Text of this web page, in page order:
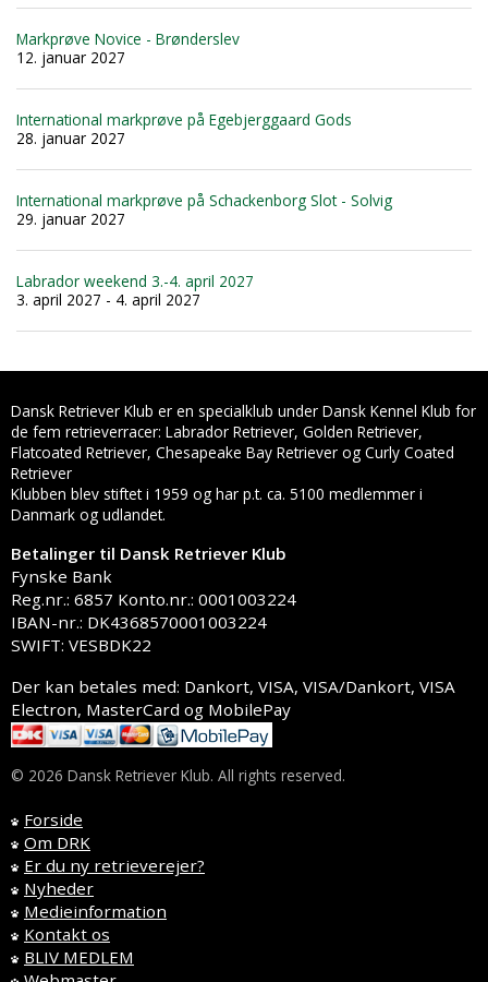
Markprøve Novice - Brønderslev
12. januar 2027
International markprøve på Egebjerggaard Gods
28. januar 2027
International markprøve på Schackenborg Slot - Solvig
29. januar 2027
Labrador weekend 3.-4. april 2027
3. april 2027 - 4. april 2027
Dansk Retriever Klub er en specialklub under Dansk Kennel Klub for
de fem retrieverracer: Labrador Retriever, Golden Retriever,
Flatcoated Retriever, Chesapeake Bay Retriever og Curly Coated
Retriever
Klubben blev stiftet i 1959 og har p.t. ca. 5100 medlemmer i
Danmark og udlandet.
Betalinger til Dansk Retriever Klub
Fynske Bank
Reg.nr.: 6857 Konto.nr.: 0001003224
IBAN-nr.: DK4368570001003224
SWIFT: VESBDK22
Der kan betales med: Dankort, VISA, VISA/Dankort, VISA
Electron, MasterCard og MobilePay
© 2026 Dansk Retriever Klub. All rights reserved.
Forside
Om DRK
Er du ny retrieverejer?
Nyheder
Medieinformation
Kontakt os
BLIV MEDLEM